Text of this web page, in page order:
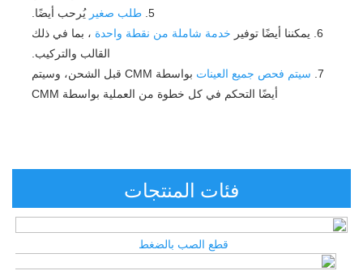
طلب صغير يُرحب أيضًا.
خدمة شاملة من نقطة واحدة
، بما في ذلك
القالب والتركيب.
سيتم فحص جميع العينات
بواسطة CMM قبل الشحن، وسيتم
أيضًا التحكم في كل خطوة من العملية بواسطة CMM
فئات المنتجات
قطع الصب بالضغط